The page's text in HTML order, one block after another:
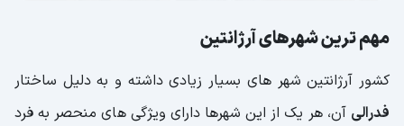
مهم ترین شهرهای آرژانتین
کشور آرژانتین شهر های بسیار زیادی داشته و به دلیل ساختار
فدرالی آن، هر یک از این شهرها دارای ویژگی های منحصر به فرد